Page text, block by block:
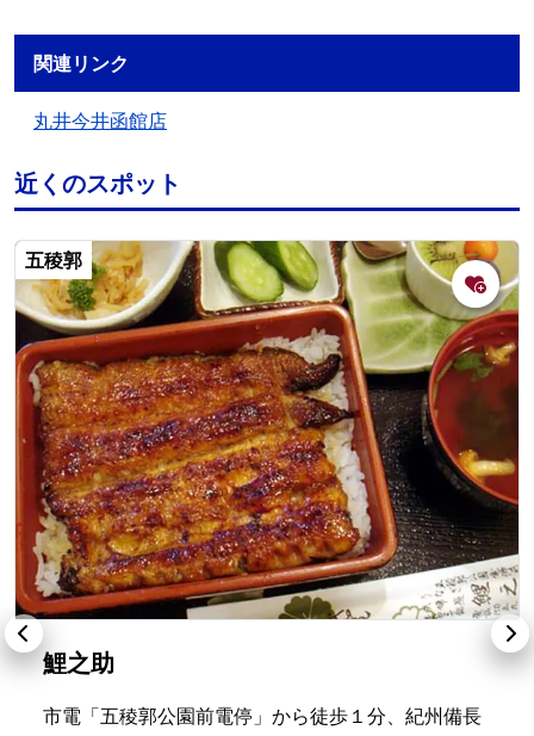
関連リンク
丸井今井函館店
近くのスポット
五稜郭
鯉之助
市電「五稜郭公園前電停」から徒歩１分、紀州備長